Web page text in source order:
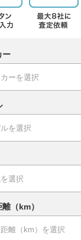
ー
（km）